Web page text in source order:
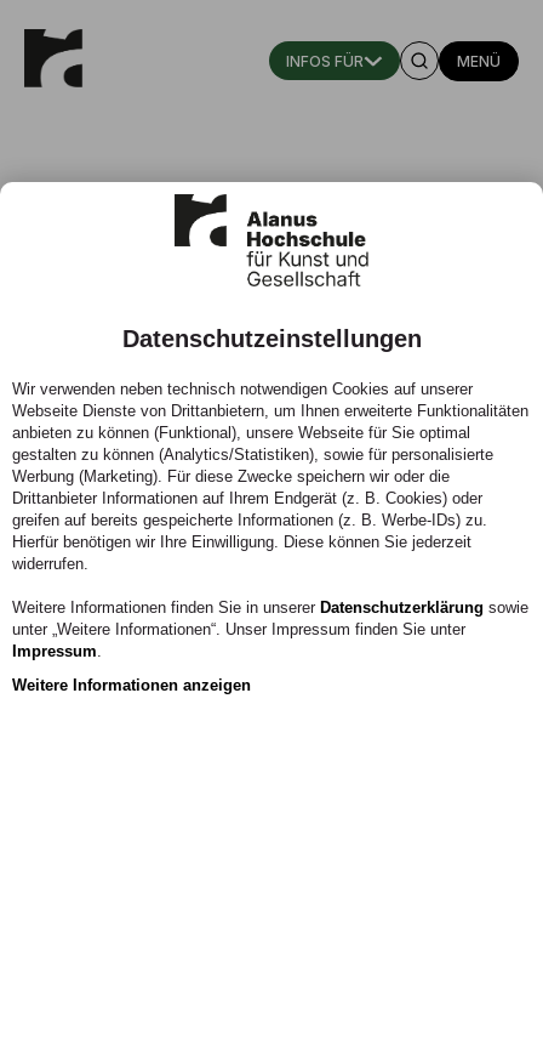
MENÜ
Dr. Wietske Smeele
Studiengangsorganisation
Institut für Waldorfpädagogik, Inklusion und Interkulturalität,
Fachbereich Bildungswissenschaft
Telefon: +49 621 309 48-32
Datenschutzeinstellungen
Wir verwenden neben technisch notwendigen Cookies auf unserer
Webseite Dienste von Drittanbietern, um Ihnen erweiterte Funktionalitäten
anbieten zu können (Funktional), unsere Webseite für Sie optimal
gestalten zu können (Analytics/Statistiken), sowie für personalisierte
Werbung (Marketing). Für diese Zwecke speichern wir oder die
Drittanbieter Informationen auf Ihrem Endgerät (z. B. Cookies) oder
greifen auf bereits gespeicherte Informationen (z. B. Werbe-IDs) zu.
Hierfür benötigen wir Ihre Einwilligung. Diese können Sie jederzeit
widerrufen.
Weitere Informationen finden Sie in unserer Datenschutzerklärung sowie
unter „Weitere Informationen“. Unser Impressum finden Sie unter
Impressum.
Weitere Informationen anzeigen